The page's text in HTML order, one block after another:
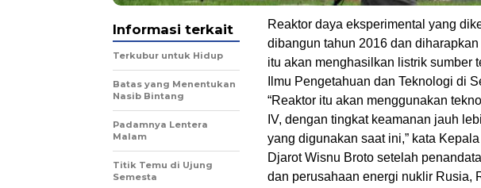
Reaktor daya eksperimental yang
dibangun tahun 2016 dan
itu akan menghasilkan listrik sumber
Ilmu Pengetahuan dan Teknologi di
“Reaktor itu akan menggunakan
IV, dengan tingkat keamanan jauh
yang digunakan saat ini,” kata
Djarot Wisnu Broto setelah
dan perusahaan energi nuklir Rusia,
Informasi terkait
Terkubur untuk Hidup
Batas yang Menentukan
Nasib Bintang
Padamnya Lentera
Malam
Titik Temu di Ujung
Semesta